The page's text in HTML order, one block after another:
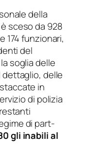
della
sceso da 928
174 funzionari,
del
soglia delle
dettaglio, delle
in
di polizia
di part-
gli inabili al